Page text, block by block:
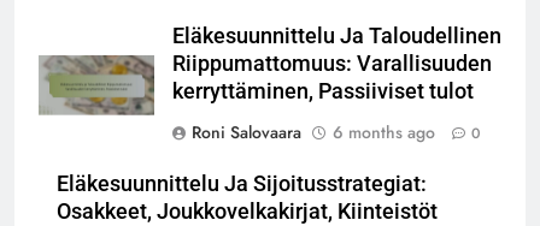
Eläkesuunnittelu Ja Taloudellinen
Riippumattomuus: Varallisuuden
kerryttäminen, Passiiviset tulot
Roni Salovaara
6 months ago 0
Eläkesuunnittelu Ja Sijoitusstrategiat:
Osakkeet, Joukkovelkakirjat, Kiinteistöt